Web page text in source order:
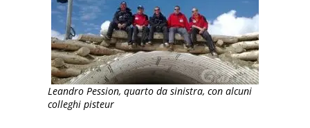
Leandro Pession, quarto da sinistra, con alcuni
colleghi pisteur